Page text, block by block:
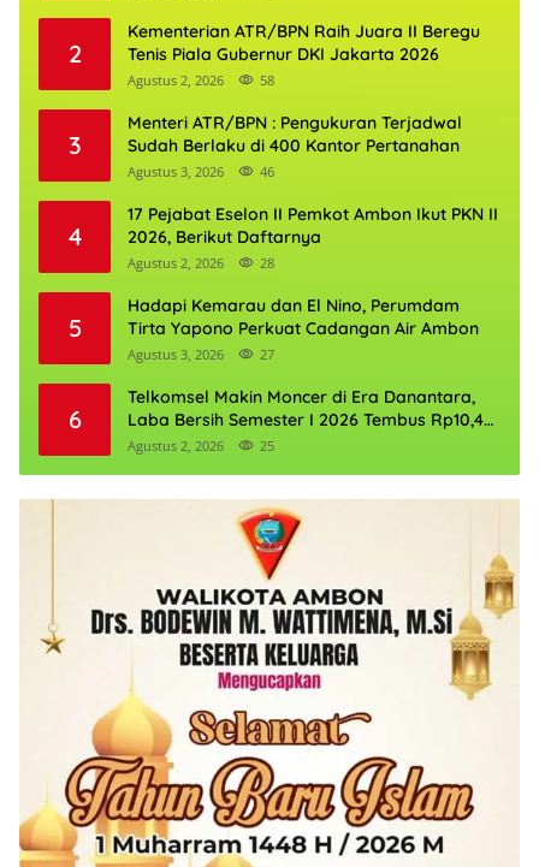
2
Kementerian ATR/BPN Raih Juara II Beregu
Tenis Piala Gubernur DKI Jakarta 2026
Agustus 2, 2026 58
3
Menteri ATR/BPN : Pengukuran Terjadwal
Sudah Berlaku di 400 Kantor Pertanahan
Agustus 3, 2026 46
4
17 Pejabat Eselon II Pemkot Ambon Ikut PKN II
2026, Berikut Daftarnya
Agustus 2, 2026 28
5
Hadapi Kemarau dan El Nino, Perumdam
Tirta Yapono Perkuat Cadangan Air Ambon
Agustus 3, 2026 27
6
Telkomsel Makin Moncer di Era Danantara,
Laba Bersih Semester I 2026 Tembus Rp10,4
Triliun
Agustus 2, 2026 25